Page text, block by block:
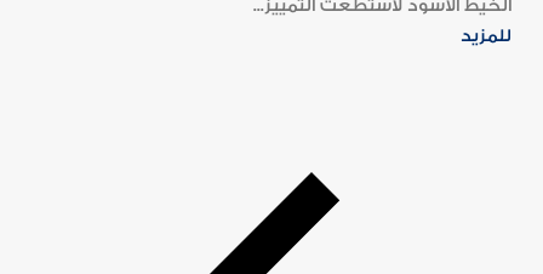
الخيط الأسود لاستطعت التمييز...
للمزيد